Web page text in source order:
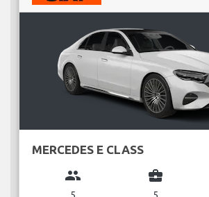
MERCEDES E CLASS
group
5
business_center
5